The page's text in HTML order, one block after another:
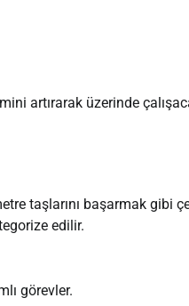
artırarak üzerinde
taşlarını başarmak gibi
edilir.
görevler.